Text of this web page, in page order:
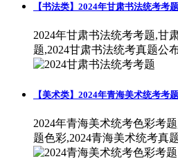
【书法类】2024年甘肃书法统考考题
2024年甘肃书法统考考题,甘
题,2024甘肃书法统考真题公布
【美术类】2024年青海美术统考考
2024年青海美术统考色彩考
题色彩,2024青海美术统考真